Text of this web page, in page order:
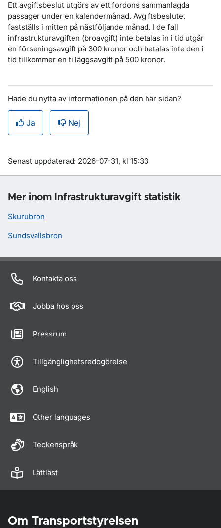
Ett avgiftsbeslut utgörs av ett fordons sammanlagda
passager under en kalendermånad. Avgiftsbeslutet
fastställs i mitten på nästföljande månad. I de fall
infrastrukturavgiften (broavgift) inte betalas in i tid utgår
en förseningsavgift på 300 kronor och betalas inte den i
tid tillkommer en tilläggsavgift på 500 kronor.
Hade du nytta av informationen på den här sidan?
Ja Nej
Om sidan
Senast uppdaterad: 2026-07-31, kl 15:33
Mer inom Infrastrukturavgift statistik
Skurubron
Sundsvallsbron
Kontakta oss
Jobba hos oss
Pressrum
Tillgänglighetsredogörelse
English
Other languages
Teckenspråk
Lättläst
Om Transportstyrelsen